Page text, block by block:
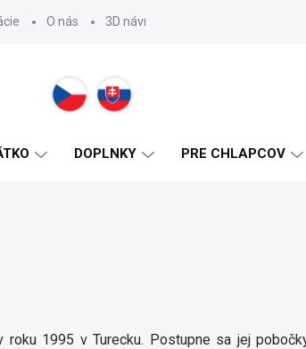
O nás 3D návrhy
DOPLNKY PRE CHLAPCOV
roku 1995 v Turecku. Postupne sa jej